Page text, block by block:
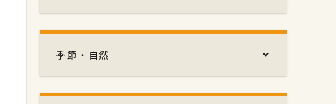
季節・自然